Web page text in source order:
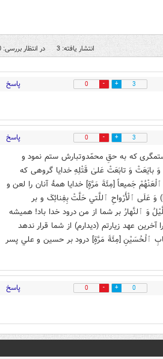
انتشار یافته: 3 در انتظار بررسی: 0
3
0 پاسخ
3
0 پاسخ
که به حقِ محمّدوتبارش ستم نمود و
وَ تابَعَتْ عَلیٰ قَتْلِهِ خدایا گروهی که
جَمیعاً [مِئَةَ مَرَّةٍ] خدایا همۀ آنان را لعن و
وَ عَلَی ٱلْأَرْواحِ ٱللَّتي حَلَّتْ بِفِنائِکَ و بر
وَ ٱلنَّهارُ بر شما از من درود خدا باد! همیشه
عهد زیارتم (دیدارم) از شما قرار ندهد
ٱلْحُسَيْنِ [مِئَةَ مَرَّةٍ] درود بر حسین و علي پسر
0
0 پاسخ